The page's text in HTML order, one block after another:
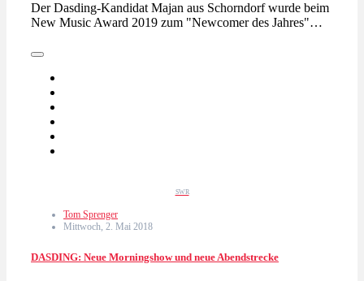
Der Dasding-Kandidat Majan aus Schorndorf wurde beim
New Music Award 2019 zum "Newcomer des Jahres"…
SWR
Tom Sprenger
Mittwoch, 2. Mai 2018
DASDING: Neue Morningshow und neue Abendstrecke